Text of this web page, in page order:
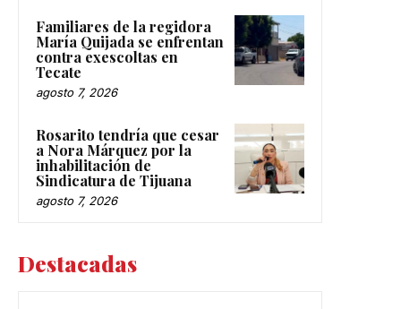
Familiares de la regidora
María Quijada se enfrentan
contra exescoltas en
Tecate
agosto 7, 2026
Rosarito tendría que cesar
a Nora Márquez por la
inhabilitación de
Sindicatura de Tijuana
agosto 7, 2026
Destacadas